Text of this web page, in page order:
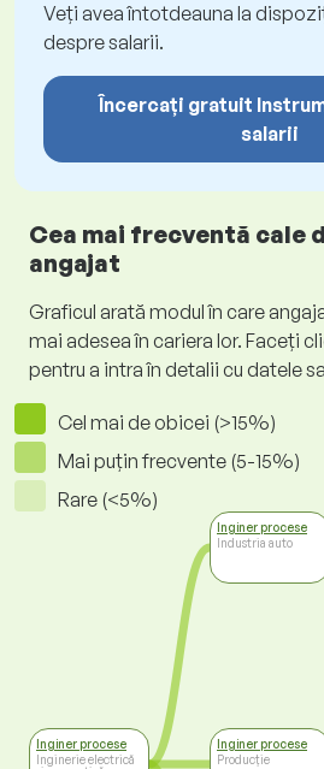
Veți avea întotdeauna la
despre salarii.
Încercați gratuit
salarii
Cea mai frecventă cale
angajat
Graficul arată modul în care
mai adesea în cariera lor. Faceți
pentru a intra în detalii cu datele
Cel mai de obicei (>15%)
Mai puțin frecvente (5-15%)
Rare (<5%)
Inginer procese
Inginerie electrică
Inginer procese
Industria auto
Inginer procese
Producție